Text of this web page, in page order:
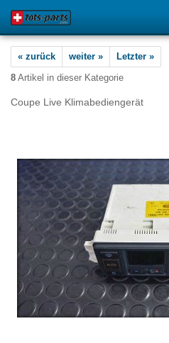
« zurück weiter »
Letzter »
8 Artikel in dieser Kategorie
Coupe Live Klimabediengerät